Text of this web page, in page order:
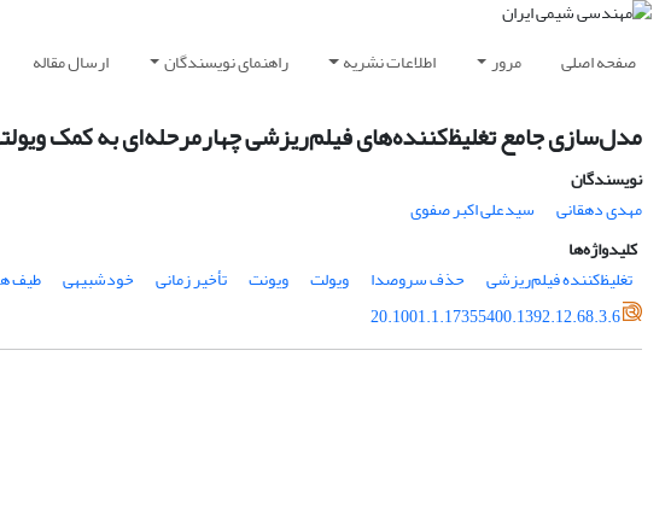
صفحه اصلی مرور اطلاعات نشریه راهنمای نویسندگان ارسال مقاله
مدل‌سازی جامع تغلیظ‌کننده‌های فیلم‌ریزشی چهار‌مرحله‌ای به کمک
نویسندگان
مهدی دهقانی
سیدعلی اکبر صفوی
کلیدواژه‌ها
تغلیظ‌کننده ‌فیلم‌ریزشی
حذف سروصدا ویولت ویونت تأخیر زمانی خودشبیهی
طیف
20.1001.1.17355400.1392.12.68.3.6